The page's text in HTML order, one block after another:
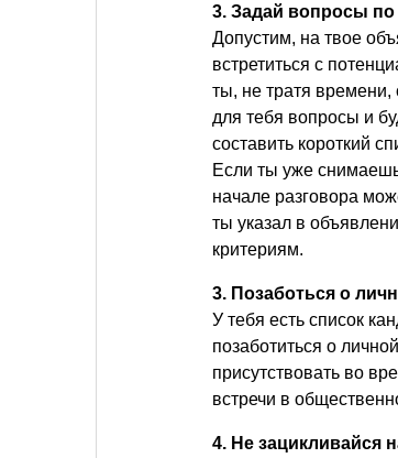
3. Задай вопросы
Допустим, на твое
встретиться с
ты, не тратя
для тебя вопросы и
составить короткий
Если ты уже
начале разговора
ты указал в
критериям.
3. Позаботься о
У тебя есть список
позаботиться о
присутствовать во
встречи в
4. Не зацикливайся